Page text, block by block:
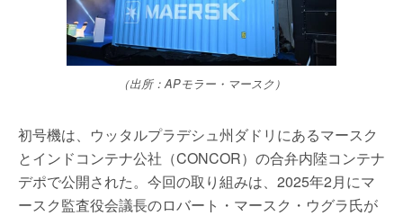
（出所：APモラー・マースク）
初号機は、ウッタルプラデシュ州ダドリにあるマースク
とインドコンテナ公社（CONCOR）の合弁内陸コンテナ
デポで公開された。今回の取り組みは、2025年2月にマ
ースク監査役会議長のロバート・マースク・ウグラ氏が